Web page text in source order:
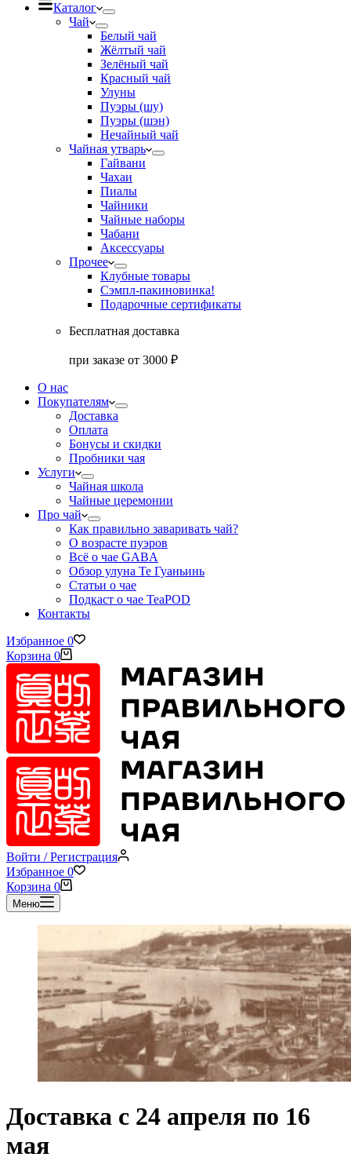
Каталог
Чай
Белый чай
Жёлтый чай
Зелёный чай
Красный чай
Улуны
Пуэры (шу)
Пуэры (шэн)
Нечайный чай
Чайная утварь
Гайвани
Чахаи
Пиалы
Чайники
Чайные наборы
Чабани
Аксессуары
Прочее
Клубные товары
Сэмпл-пакиновинка!
Подарочные сертификаты
Бесплатная доставка
при заказе от 3000 ₽
О нас
Покупателям
Доставка
Оплата
Бонусы и скидки
Пробники чая
Услуги
Чайная школа
Чайные церемонии
Про чай
Как правильно заваривать чай?
О возрасте пуэров
Всё о чае GABA
Обзор улуна Те Гуаньинь
Статьи о чае
Подкаст о чае TeaPOD
Контакты
Избранное 0
Корзина 0
Войти / Регистрация
Избранное 0
Корзина 0
Меню
Доставка с 24 апреля по 16
мая